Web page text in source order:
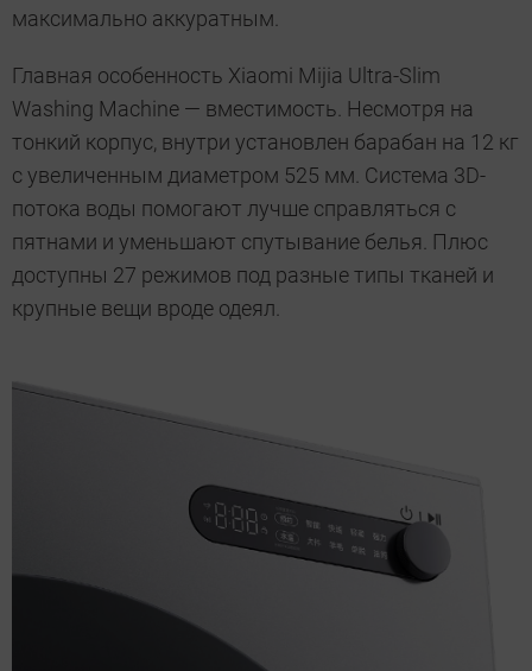
максимально аккуратным.
Главная особенность Xiaomi Mijia Ultra-Slim
Washing Machine — вместимость. Несмотря на
тонкий корпус, внутри установлен барабан на 12 кг
с увеличенным диаметром 525 мм. Система 3D-
потока воды помогают лучше справляться с
пятнами и уменьшают спутывание белья. Плюс
доступны 27 режимов под разные типы тканей и
крупные вещи вроде одеял.